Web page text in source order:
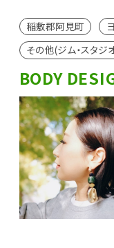
稲敷郡阿見町
その他(ジム・スタジ
BODY